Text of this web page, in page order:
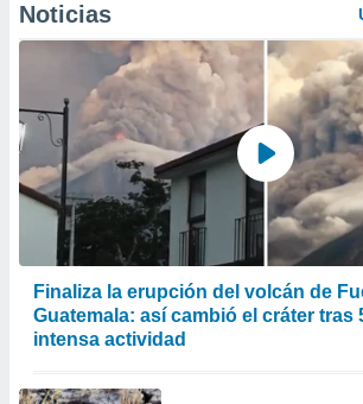
Noticias
Finaliza la erupción del volcán de
Guatemala: así cambió el cráter tras
intensa actividad